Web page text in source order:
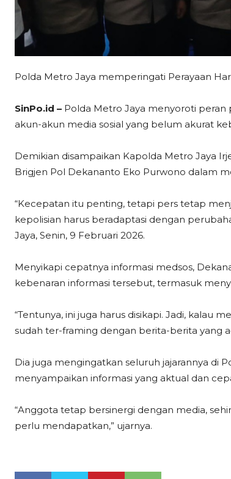
Polda Metro Jaya memperingati Perayaan
SinPo.id – Polda Metro Jaya menyoroti
akun-akun media sosial yang belum akurat
Demikian disampaikan Kapolda Metro Jaya
Brigjen Pol Dekananto Eko Purwono dalam
“Kecepatan itu penting, tetapi pers tetap
kepolisian harus beradaptasi dengan
Jaya, Senin, 9 Februari 2026.
Menyikapi cepatnya informasi medsos,
kebenaran informasi tersebut, termasuk
“Tentunya, ini juga harus disikapi. Jadi, kalau
sudah ter-framing dengan berita-berita yang
Dia juga mengingatkan seluruh jajarannya di
menyampaikan informasi yang aktual dan
“Anggota tetap bersinergi dengan media,
perlu mendapatkan,” ujarnya.